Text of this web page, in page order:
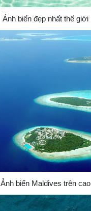
Ảnh biển đẹp nhất thế giới
Ảnh biển Maldives trên cao